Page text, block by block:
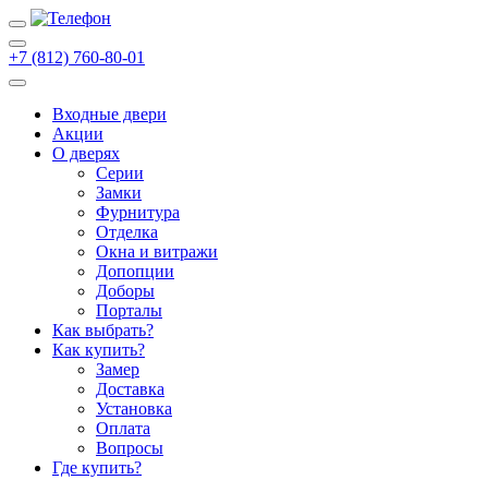
+7 (812) 760-80-01
Входные двери
Акции
О дверях
Cерии
Замки
Фурнитура
Отделка
Окна и витражи
Допопции
Доборы
Порталы
Как выбрать?
Как купить?
Замер
Доставка
Установка
Оплата
Вопросы
Где купить?